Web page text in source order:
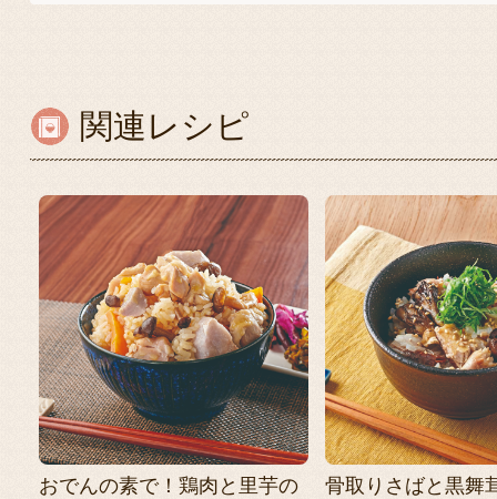
関連レシピ
おでんの素で！鶏肉と里芋の
骨取りさばと黒舞